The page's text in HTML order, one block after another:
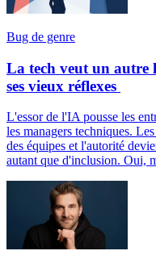
Bug de genre
La tech veut un autre
ses vieux réflexes
L'essor de l'IA pousse les
les managers techniques.
des équipes et l'autorité
autant que d'inclusion. Oui,